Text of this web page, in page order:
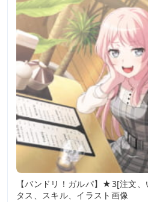
【バンドリ！ガルパ】★3[注文
タス、スキル、イラスト画像